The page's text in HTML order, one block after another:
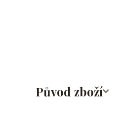
Původ zboží